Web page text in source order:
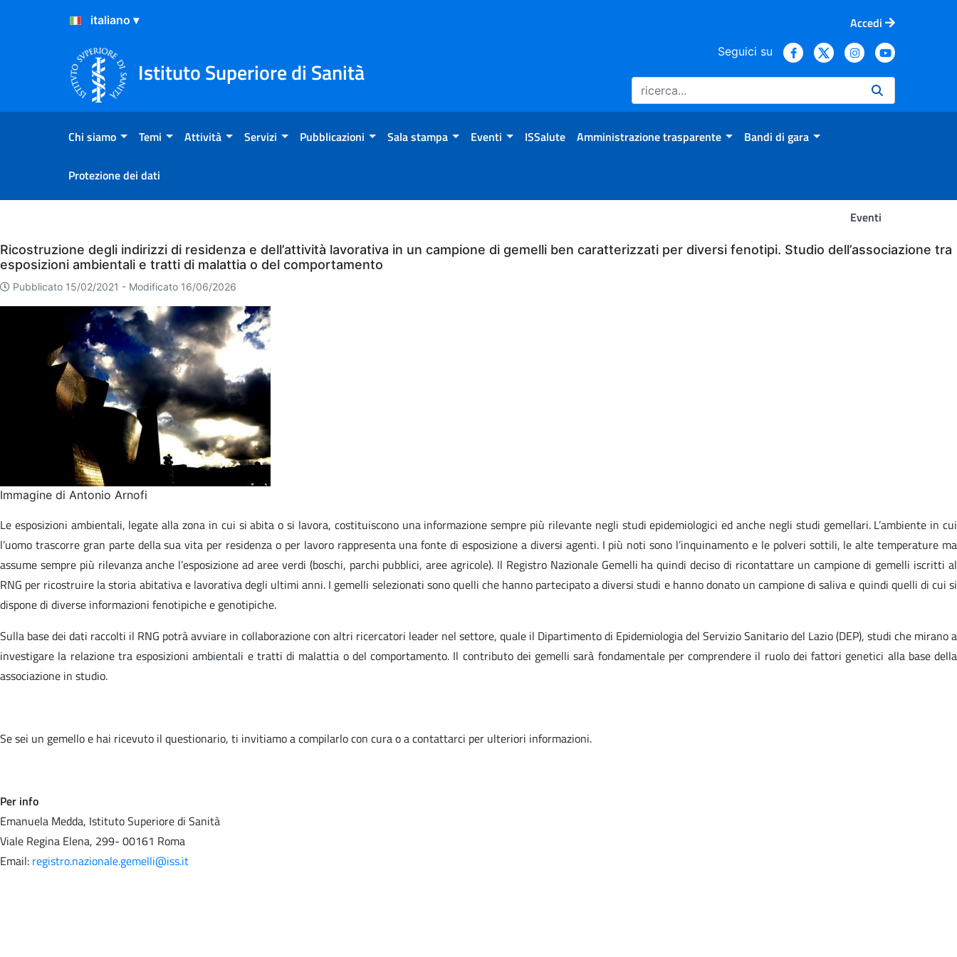
Salta al Contenuto
Salta al Footer
Accedi
Istituto Superiore di Sanità
Seguici su
Chi siamo Temi Attività Servizi Pubblicazioni Sala stampa Eventi ISSalute Amministrazione trasparente Bandi di gara
Protezione dei dati
Eventi
Eventi
Ricostruzione degli indirizzi di residenza e dell’attività lavorativa in un campione di gemelli ben caratterizzati per diversi fenotipi. Studio dell’associazione tra
esposizioni ambientali e tratti di malattia o del comportamento
Pubblicato 15/02/2021 - Modificato 16/06/2026
Immagine di Antonio Arnofi
Le esposizioni ambientali, legate alla zona in cui si abita o si lavora, costituiscono una informazione sempre più rilevante negli studi epidemiologici ed anche negli studi gemellari. L’ambiente in cui
l’uomo trascorre gran parte della sua vita per residenza o per lavoro rappresenta una fonte di esposizione a diversi agenti. I più noti sono l’inquinamento e le polveri sottili, le alte temperature ma
assume sempre più rilevanza anche l’esposizione ad aree verdi (boschi, parchi pubblici, aree agricole). Il Registro Nazionale Gemelli ha quindi deciso di ricontattare un campione di gemelli iscritti al
RNG per ricostruire la storia abitativa e lavorativa degli ultimi anni. I gemelli selezionati sono quelli che hanno partecipato a diversi studi e hanno donato un campione di saliva e quindi quelli di cui si
dispone di diverse informazioni fenotipiche e genotipiche.
Sulla base dei dati raccolti il RNG potrà avviare in collaborazione con altri ricercatori leader nel settore, quale il Dipartimento di Epidemiologia del Servizio Sanitario del Lazio (DEP), studi che mirano a
investigare la relazione tra esposizioni ambientali e tratti di malattia o del comportamento. Il contributo dei gemelli sarà fondamentale per comprendere il ruolo dei fattori genetici alla base della
associazione in studio.
Se sei un gemello e hai ricevuto il questionario, ti invitiamo a compilarlo con cura o a contattarci per ulteriori informazioni.
Per info
Emanuela Medda, Istituto Superiore di Sanità
Viale Regina Elena, 299- 00161 Roma
Email: registro.nazionale.gemelli@iss.it